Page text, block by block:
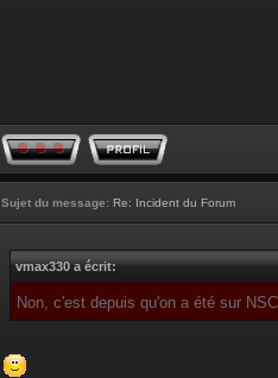
Sujet du message: Re: Incident du Forum
vmax330 a écrit:
Non, c'est depuis qu'on a été sur